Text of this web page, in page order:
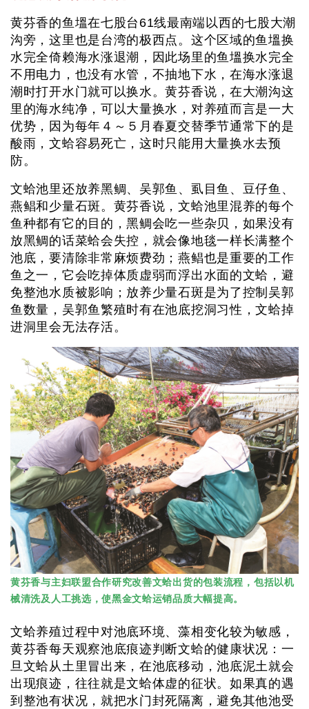
黄芬香的鱼塭在七股台61线最南端以西的七股大潮
沟旁，这里也是台湾的极西点。这个区域的鱼塭换
水完全倚赖海水涨退潮，因此场里的鱼塭换水完全
不用电力，也没有水管，不抽地下水，在海水涨退
潮时打开水门就可以换水。黄芬香说，在大潮沟这
里的海水纯净，可以大量换水，对养殖而言是一大
优势，因为每年４～５月春夏交替季节通常下的是
酸雨，文蛤容易死亡，这时只能用大量换水去预
防。
文蛤池里还放养黑鲷、吴郭鱼、虱目鱼、豆仔鱼、
燕鲳和少量石斑。黄芬香说，文蛤池里混养的每个
鱼种都有它的目的，黑鲷会吃一些杂贝，如果没有
放黑鲷的话菜蛤会失控，就会像地毯一样长满整个
池底，要清除非常麻烦费劲；燕鲳也是重要的工作
鱼之一，它会吃掉体质虚弱而浮出水面的文蛤，避
免整池水质被影响；放养少量石斑是为了控制吴郭
鱼数量，吴郭鱼繁殖时有在池底挖洞习性，文蛤掉
进洞里会无法存活。
黄芬香与主妇联盟合作研究改善文蛤出货的包装流程，包括以机
械清洗及人工挑选，使黑金文蛤运销品质大幅提高。
文蛤养殖过程中对池底环境、藻相变化较为敏感，
黄芬香每天观察池底痕迹判断文蛤的健康状况：一
旦文蛤从土里冒出来，在池底移动，池底泥土就会
出现痕迹，往往就是文蛤体虚的征状。如果真的遇
到整池有状况，就把水门封死隔离，避免其他池受